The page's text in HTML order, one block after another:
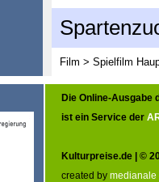
Film > Spielfilm
Die Online-Ausgabe
ist ein Service der
Kulturpreise.de | ©
created by medianale